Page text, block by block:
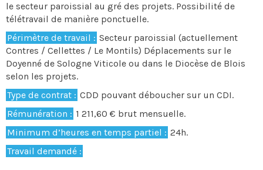
le secteur paroissial au gré des projets. Possibilité de
télétravail de manière ponctuelle.
Périmètre de travail : Secteur paroissial (actuellement
Contres / Cellettes / Le Montils) Déplacements sur le
Doyenné de Sologne Viticole ou dans le Diocèse de Blois
selon les projets.
Type de contrat : CDD pouvant déboucher sur un CDI.
Rémunération : 1 211,60 € brut mensuelle.
Minimum d’heures en temps partiel : 24h.
Travail demandé :